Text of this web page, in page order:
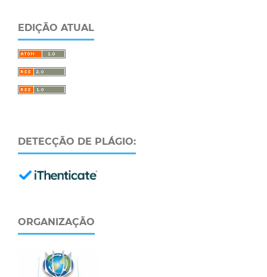
EDIÇÃO ATUAL
DETECÇÃO DE PLÁGIO:
ORGANIZAÇÃO